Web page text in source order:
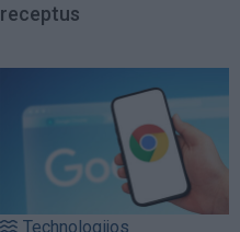
receptus
Technologijos